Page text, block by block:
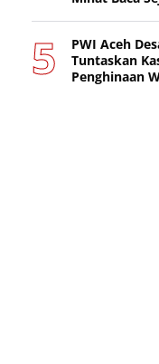
PWI Aceh
Tuntaskan
Penghinaan